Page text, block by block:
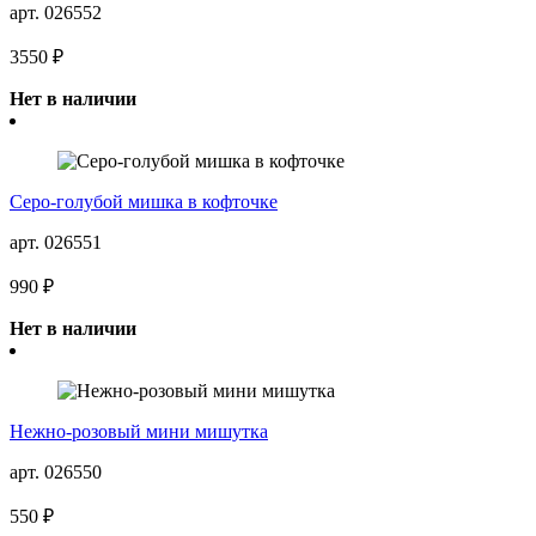
арт. 026552
3550 ₽
Нет в наличии
Серо-голубой мишка в кофточке
арт. 026551
990 ₽
Нет в наличии
Нежно-розовый мини мишутка
арт. 026550
550 ₽